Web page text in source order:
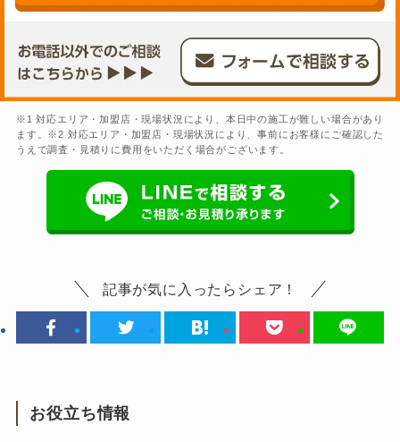
※1 対応エリア・加盟店・現場状況により、本日中の施工が難しい場合があり
ます。※2 対応エリア・加盟店・現場状況により、事前にお客様にご確認した
うえで調査・見積りに費用をいただく場合がございます。
記事が気に入ったらシェア！
お役立ち情報